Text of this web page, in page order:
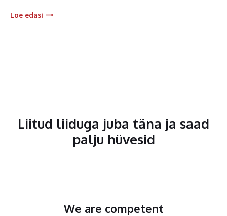
Loe edasi
Liitud liiduga juba täna ja saad
palju hüvesid
We are competent